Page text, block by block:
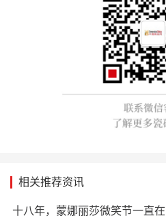
相关推荐资讯
十八年，蒙娜丽莎微笑节一直在